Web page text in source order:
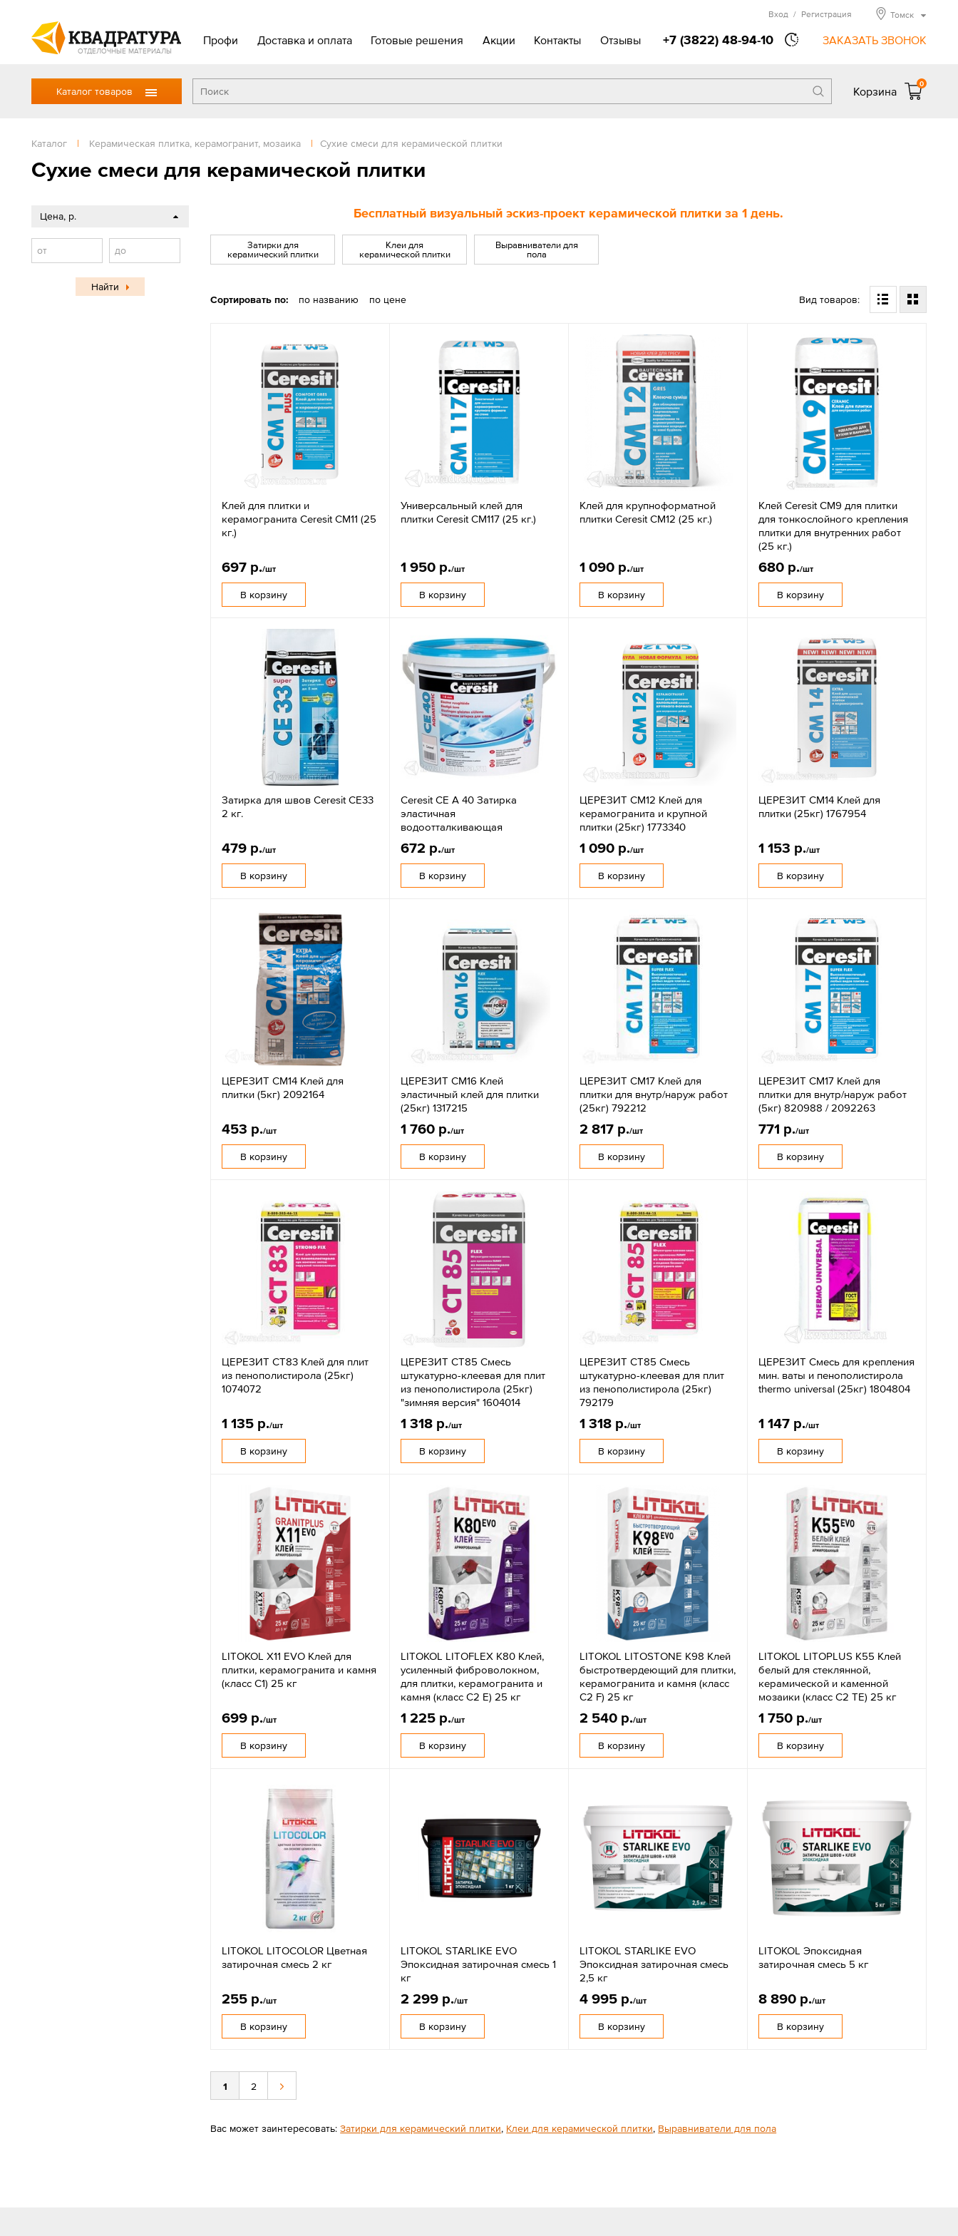
ОТДЕЛОЧНЫЕ МАТЕРИАЛЫ
Профи Доставка и оплата Готовые решения Акции Контакты Отзывы +7 (3822) 48-94-10 ЗАКАЗАТЬ ЗВОНОК
Вход / Регистрация Томск
Каталог товаров Корзина
0
Каталог | Керамическая плитка, керамогранит, мозаика | Сухие смеси для керамической плитки
Сухие смеси для керамической плитки
Бесплатный визуальный эскиз-проект керамической плитки за 1 день.
Затирки для
керамический плитки
Клеи для
керамической плитки
Выравниватели для
пола
Сортировать по: по названию по цене Вид товаров:
Клей для плитки и
керамогранита Ceresit CM11 (25
кг.)
697 р./шт
В корзину
Универсальный клей для
плитки Ceresit CM117 (25 кг.)
1 950 р./шт
В корзину
Клей для крупноформатной
плитки Ceresit CM12 (25 кг.)
1 090 р./шт
В корзину
Клей Ceresit CM9 для плитки
для тонкослойного крепления
плитки для внутренних работ
(25 кг.)
680 р./шт
В корзину
Затирка для швов Ceresit CE33
2 кг.
479 р./шт
В корзину
Ceresit CE А 40 Затирка
эластичная
водоотталкивающая
672 р./шт
В корзину
ЦЕРЕЗИТ CM12 Клей для
керамогранита и крупной
плитки (25кг) 1773340
1 090 р./шт
В корзину
ЦЕРЕЗИТ CM14 Клей для
плитки (25кг) 1767954
1 153 р./шт
В корзину
ЦЕРЕЗИТ CM14 Клей для
плитки (5кг) 2092164
453 р./шт
В корзину
ЦЕРЕЗИТ CM16 Клей
эластичный клей для плитки
(25кг) 1317215
1 760 р./шт
В корзину
ЦЕРЕЗИТ CM17 Клей для
плитки для внутр/наруж работ
(25кг) 792212
2 817 р./шт
В корзину
ЦЕРЕЗИТ CM17 Клей для
плитки для внутр/наруж работ
(5кг) 820988 / 2092263
771 р./шт
В корзину
ЦЕРЕЗИТ CT83 Клей для плит
из пенополистирола (25кг)
1074072
1 135 р./шт
В корзину
ЦЕРЕЗИТ CT85 Смесь
штукатурно-клеевая для плит
из пенополистирола (25кг)
"зимняя версия" 1604014
1 318 р./шт
В корзину
ЦЕРЕЗИТ CT85 Смесь
штукатурно-клеевая для плит
из пенополистирола (25кг)
792179
1 318 р./шт
В корзину
ЦЕРЕЗИТ Смесь для крепления
мин. ваты и пенополистирола
thermo universal (25кг) 1804804
1 147 р./шт
В корзину
LITOKOL X11 EVO Клей для
плитки, керамогранита и камня
(класс С1) 25 кг
699 р./шт
В корзину
LITOKOL LITOFLEX K80 Клей,
усиленный фиброволокном,
для плитки, керамогранита и
камня (класс С2 E) 25 кг
1 225 р./шт
В корзину
LITOKOL LITOSTONE K98 Клей
быстротвердеющий для плитки,
керамогранита и камня (класс
С2 F) 25 кг
2 540 р./шт
В корзину
LITOKOL LITOPLUS K55 Клей
белый для стеклянной,
керамической и каменной
мозаики (класс С2 TЕ) 25 кг
1 750 р./шт
В корзину
LITOKOL LITOCOLOR Цветная
затирочная смесь 2 кг
255 р./шт
В корзину
LITOKOL STARLIKE EVO
Эпоксидная затирочная смесь 1
кг
2 299 р./шт
В корзину
LITOKOL STARLIKE EVO
Эпоксидная затирочная смесь
2,5 кг
4 995 р./шт
В корзину
LITOKOL Эпоксидная
затирочная смесь 5 кг
8 890 р./шт
В корзину
1 2
Вас может заинтересовать:Затирки для керамический плитки, Клеи для керамической плитки, Выравниватели для пола
Цена, р.
от до
Найти